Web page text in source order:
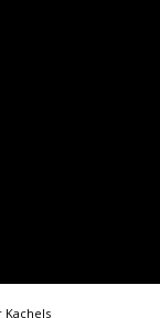
Kachels